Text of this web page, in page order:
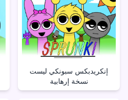
إنكريدبكس سبونكي ليست
نسخة إرهابية